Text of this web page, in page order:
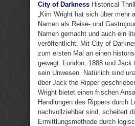
City of Darkness Historical
„Kim Wright hat sich über mehr
Namen als Reise- und
Namen gemacht und auch ein
veröffentlicht. Mit City of
zum ersten Mal an einen
gewagt. London, 1888 und Jack
sein Unwesen. Natürlich sind
über Jack the Ripper
Wright bietet einen frischen
Handlungen des Rippers durch
nachvollziehbar sind, scheitert
Ermittlungsmethode durch